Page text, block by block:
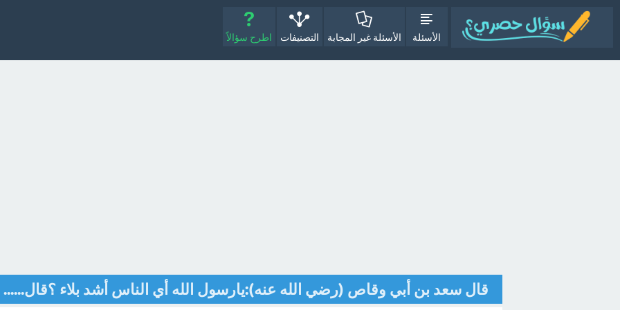
الأسئلة الأسئلة غير المجابة التصنيفات اطرح سؤالاً
قال سعد بن أبي وقاص (رضي الله عنه):يارسول الله أي الناس أشد بلاء ؟قال......